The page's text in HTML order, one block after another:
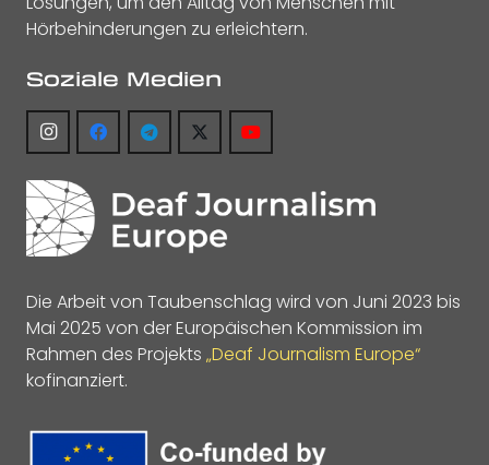
Hörbehinderungen zu erleichtern.
Soziale Medien
Die Arbeit von Taubenschlag wird von Juni 2023 bis
Mai 2025 von der Europäischen Kommission im
Rahmen des Projekts „Deaf Journalism Europe“
kofinanziert.